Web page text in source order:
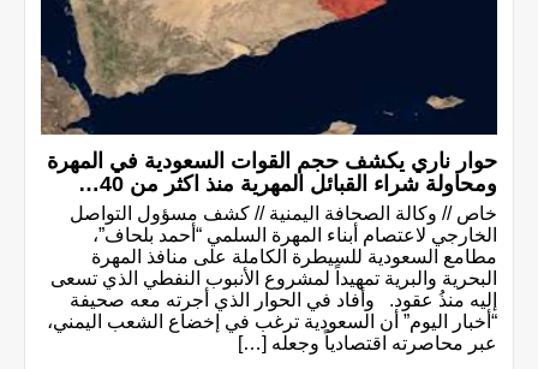
حوار ناري يكشف حجم القوات السعودية في المهرة
ومحاولة شراء القبائل المهرية منذ اكثر من 40…
خاص // وكالة الصحافة اليمنية // كشف مسؤول التواصل
الخارجي لاعتصام أبناء المهرة السلمي “أحمد بلحاف”،
مطامع السعودية للسيطرة الكاملة على منافذ المهرة
البحرية والبرية تمهيداً لمشروع الأنبوب النفطي الذي تسعى
إليه منذُ عقود. وأفاد في الحوار الذي أجرته معه صحيفة
“أخبار اليوم” أن السعودية ترغب في إخضاع الشعب اليمني،
عبر محاصرته اقتصادياً وجعله […]